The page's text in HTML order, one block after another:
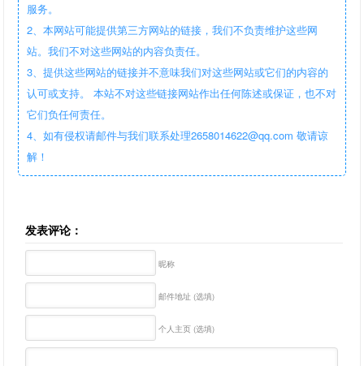
服务。
2、本网站可能提供第三方网站的链接，我们不负责维护这些网
站。我们不对这些网站的内容负责任。
3、提供这些网站的链接并不意味我们对这些网站或它们的内容的
认可或支持。 本站不对这些链接网站作出任何陈述或保证，也不对
它们负任何责任。
4、如有侵权请邮件与我们联系处理2658014622@qq.com 敬请谅
解！
发表评论：
昵称
邮件地址 (选填)
个人主页 (选填)